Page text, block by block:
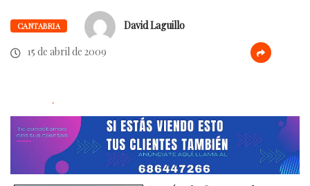
CANTABRIA
David Laguillo
15 de abril de 2009
.